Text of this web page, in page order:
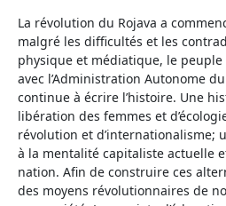
La révolution du Rojava a
malgré les difficultés et les
physique et médiatique, le peuple
avec l’Administration Autonome
continue à écrire l’histoire. Une
libération des femmes et
révolution et d’internationalisme;
à la mentalité capitaliste actuelle
nation. Afin de construire ces
des moyens révolutionnaires de